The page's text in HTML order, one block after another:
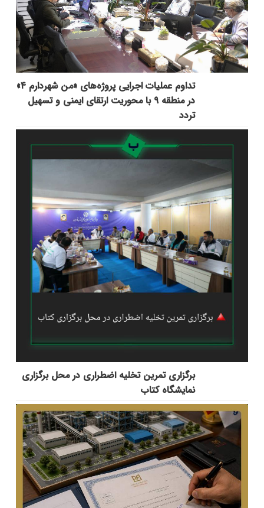
تداوم عملیات اجرایی پروژه‌های «من شهردارم ۴»
در منطقه ۹ با محوریت ارتقای ایمنی و تسهیل
تردد
برگزاری تمرین تخلیه اضطراری در محل برگزاری
نمایشگاه کتاب